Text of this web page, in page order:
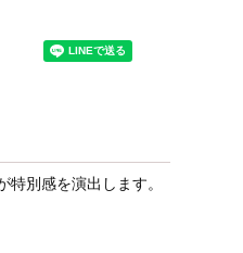
別感を演出します。